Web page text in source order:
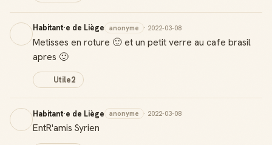
Habitant·e de Liège anonyme · 2022-03-08
Metisses en roture 🙂 et un petit verre au cafe brasil
apres 🙂
Utile2
Habitant·e de Liège anonyme · 2022-03-08
EntR'amis Syrien